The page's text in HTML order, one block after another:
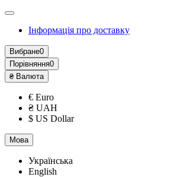
Інформація про доставку
Вибране0
Порівняння0
₴ Валюта
€ Euro
₴ UAH
$ US Dollar
Мова
Українська
English